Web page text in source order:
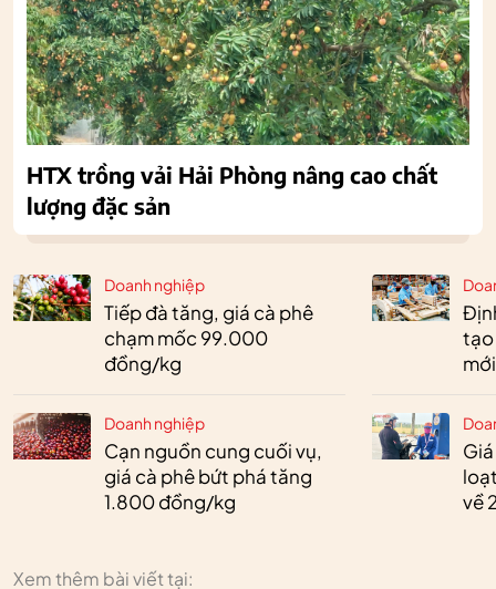
Doanh nghiệp
Tiếp đà tăng, giá cà phê
chạm mốc 99.000
đồng/kg
Doanh nghiệp
Cạn nguồn cung cuối vụ,
giá cà phê bứt phá tăng
1.800 đồng/kg
tạo
về
Xem thêm bài viết tại:
HTX trồng vải Hải Phòng nâng cao chất
lượng đặc sản